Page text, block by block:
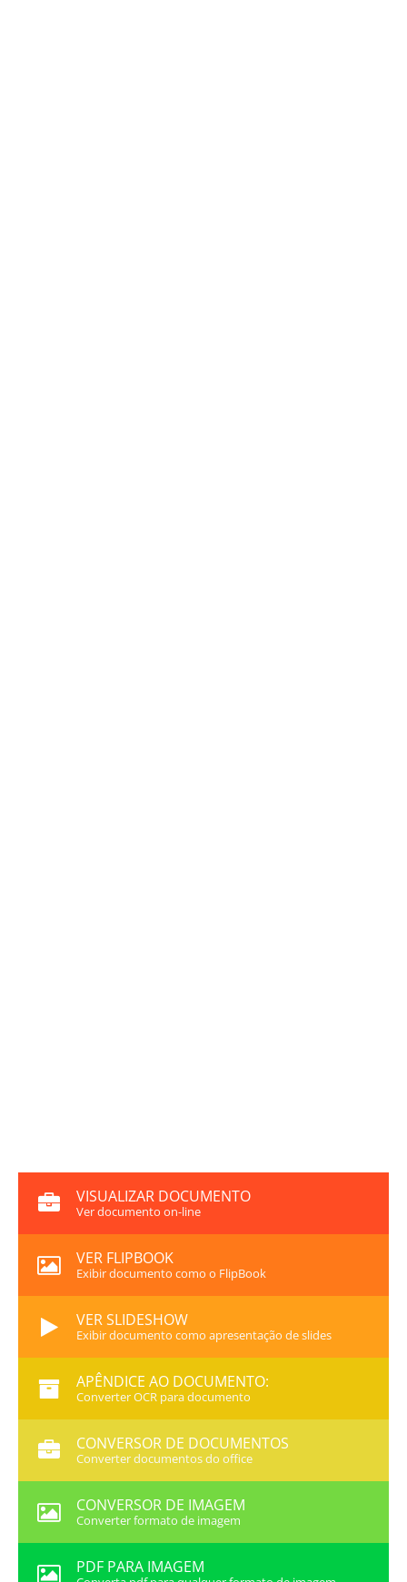
VISUALIZAR DOCUMENTO
Ver documento on-line
VER FLIPBOOK
Exibir documento como o FlipBook
VER SLIDESHOW
Exibir documento como apresentação de slides
APÊNDICE AO DOCUMENTO:
Converter OCR para documento
CONVERSOR DE DOCUMENTOS
Converter documentos do office
CONVERSOR DE IMAGEM
Converter formato de imagem
PDF PARA IMAGEM